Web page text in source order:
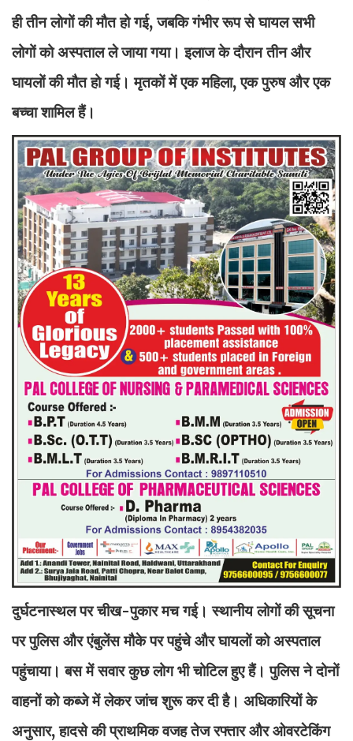
ही तीन लोगों की मौत हो गई, जबकि गंभीर रूप से घायल सभी
लोगों को अस्पताल ले जाया गया। इलाज के दौरान तीन और
घायलों की मौत हो गई। मृतकों में एक महिला, एक पुरुष और एक
बच्चा शामिल हैं।
दुर्घटनास्थल पर चीख-पुकार मच गई। स्थानीय लोगों की सूचना
पर पुलिस और एंबुलेंस मौके पर पहुंचे और घायलों को अस्पताल
पहुंचाया। बस में सवार कुछ लोग भी चोटिल हुए हैं। पुलिस ने दोनों
वाहनों को कब्जे में लेकर जांच शुरू कर दी है। अधिकारियों के
अनुसार, हादसे की प्राथमिक वजह तेज रफ्तार और ओवरटेकिंग